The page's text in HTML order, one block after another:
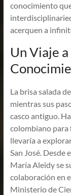
conocimiento
acerquen a
Un Viaje
La brisa salada
mientras sus
casco antiguo.
colombiano para
llevaría a
San José. Desde
María Aleidy se
colaboración en
Ministerio de